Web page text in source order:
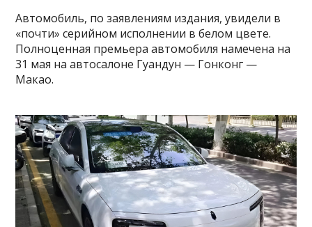
Автомобиль, по заявлениям издания, увидели в
«почти» серийном исполнении в белом цвете.
Полноценная премьера автомобиля намечена на
31 мая на автосалоне Гуандун — Гонконг —
Макао.